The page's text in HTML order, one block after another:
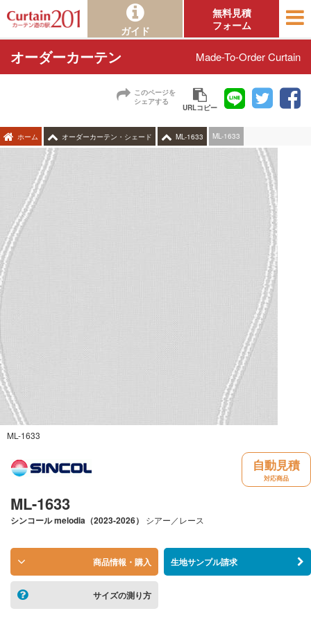
ガイド
無料見積
フォーム
オーダーカーテン Made-To-Order Curtain
このページを
シェアする
URLコピー
ホーム オーダーカーテン・シェード ML-1633 ML-1633
ML-1633
自動見積
対応商品
ML-1633
シンコールmelodia（2023-2026） シアー／レース
商品情報・購入 生地サンプル請求
サイズの測り方